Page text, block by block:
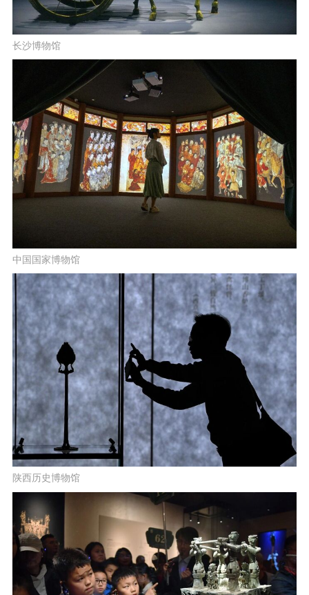
长沙博物馆
中国国家博物馆
陕西历史博物馆